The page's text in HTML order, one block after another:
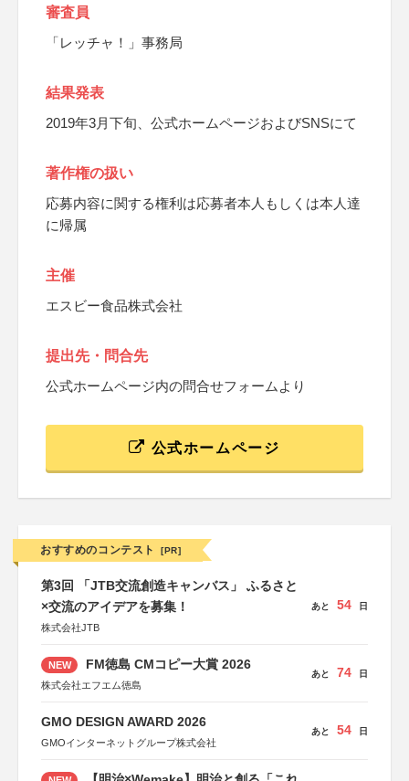
審査員
「レッチャ！」事務局
結果発表
2019年3月下旬、公式ホームページおよびSNSにて
著作権の扱い
応募内容に関する権利は応募者本人もしくは本人達
に帰属
主催
エスビー食品株式会社
提出先・問合先
公式ホームページ内の問合せフォームより
公式ホームページ
おすすめのコンテスト [PR]
第3回 「JTB交流創造キャンバス」 ふるさと
×交流のアイデアを募集！
株式会社JTB
あと 54 日
NEW FM徳島 CMコピー大賞 2026
株式会社エフエム徳島
あと 74 日
GMO DESIGN AWARD 2026
GMOインターネットグループ株式会社
あと 54 日